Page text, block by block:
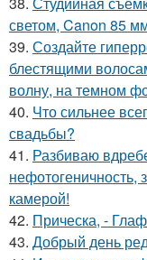
светом, Canon 85
39. Создайте
блестящими
волну, на темном
40. Что сильнее
свадьбы?
41. Разбиваю
нефотогеничность,
камерой!
42. Прическа, -
43. Добрый день